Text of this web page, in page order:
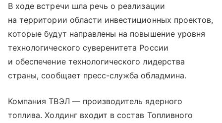
В ходе встречи шла речь о реализации
на территории области инвестиционных проектов,
которые будут направлены на повышение уровня
технологического суверенитета России
и обеспечение технологического лидерства
страны, сообщает пресс-служба обладмина.
Компания ТВЭЛ — производитель ядерного
топлива. Холдинг входит в состав Топливного